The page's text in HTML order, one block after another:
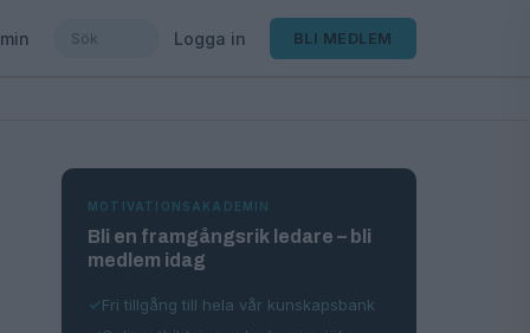
Logga in BLI MEDLEM
MOTIVATIONSAKADEMIN
Bli en framgångsrik ledare – bli
medlem idag
Fri tillgång till hela vår kunskapsbank